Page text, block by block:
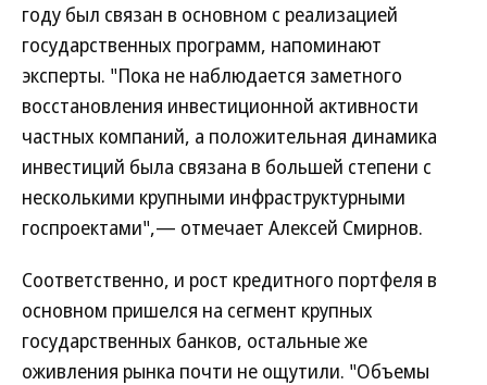
году был связан в основном с реализацией
государственных программ, напоминают
эксперты. "Пока не наблюдается заметного
восстановления инвестиционной активности
частных компаний, а положительная динамика
инвестиций была связана в большей степени с
несколькими крупными инфраструктурными
госпроектами",— отмечает Алексей Смирнов.
Соответственно, и рост кредитного портфеля в
основном пришелся на сегмент крупных
государственных банков, остальные же
оживления рынка почти не ощутили. "Объемы